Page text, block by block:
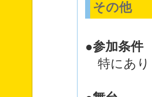
その他
●参加条件
特にあり